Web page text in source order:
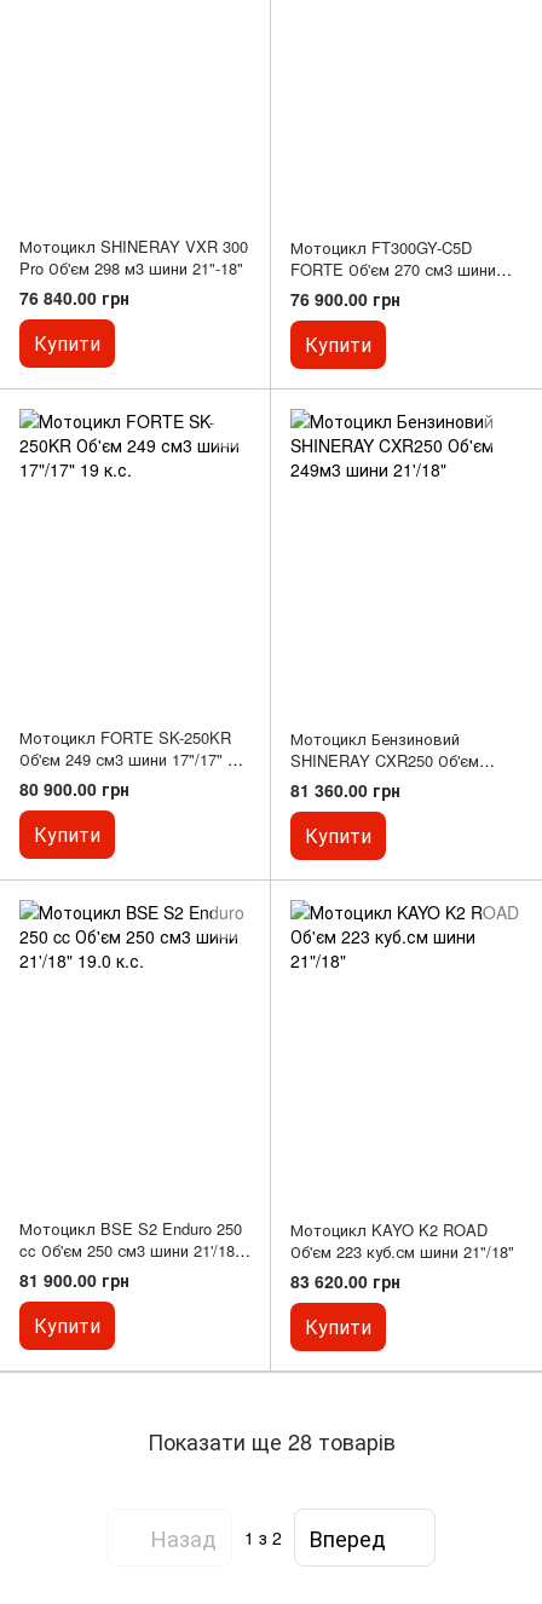
Мотоцикл SHINERAY VXR 300
Pro Об'єм 298 м3 шини 21"-18"
76 840.00 грн
Купити
Мотоцикл FT300GY-C5D
FORTE Об'єм 270 см3 шини
17'/17" 19 к.с.
76 900.00 грн
Купити
Мотоцикл FORTE SK-250KR
Об'єм 249 см3 шини 17"/17" 19
к.с.
80 900.00 грн
Купити
Мотоцикл Бензиновий
SHINERAY CXR250 Об'єм
249м3 шини 21'/18"
81 360.00 грн
Купити
Мотоцикл BSE S2 Enduro 250
cc Об'єм 250 см3 шини 21'/18"
19.0 к.с.
81 900.00 грн
Купити
Мотоцикл KAYO K2 ROAD
Об'єм 223 куб.см шини 21"/18"
83 620.00 грн
Купити
Показати ще 28 товарів
Назад 1 з 2 Вперед